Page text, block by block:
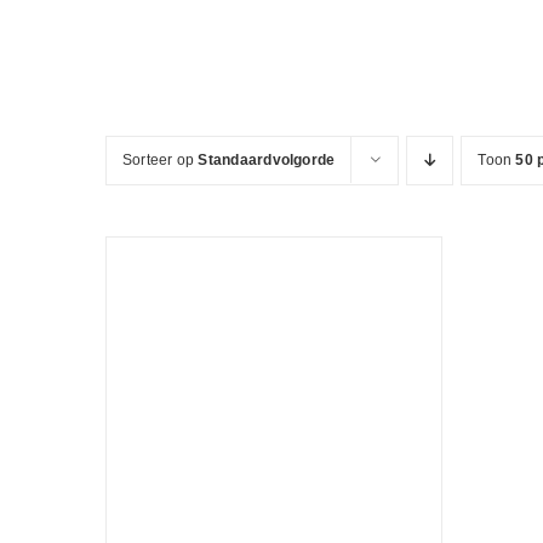
Sorteer opStandaardvolgorde Toon50